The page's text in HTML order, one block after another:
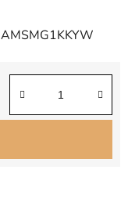
AMSMG1KKYW